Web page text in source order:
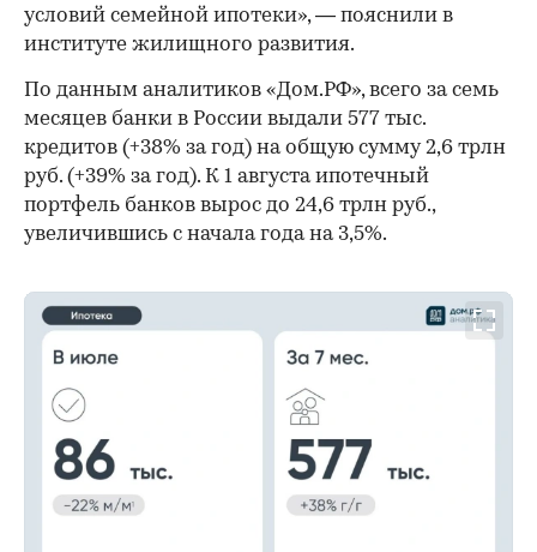
условий семейной ипотеки», — пояснили в
институте жилищного развития.
По данным аналитиков «Дом.РФ», всего за семь
месяцев банки в России выдали 577 тыс.
кредитов (+38% за год) на общую сумму 2,6 трлн
руб. (+39% за год). К 1 августа ипотечный
портфель банков вырос до 24,6 трлн руб.,
увеличившись с начала года на 3,5%.